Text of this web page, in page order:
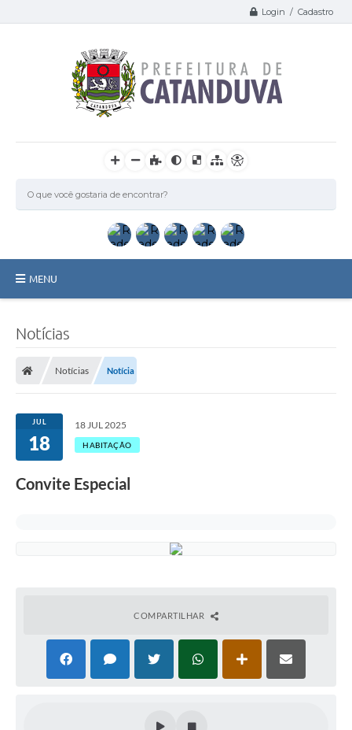
Login / Cadastro
MENU
Licitações / PCA
Transparência
Notícias
Notícias Notícia
JUL
18
18 JUL 2025
HABITAÇÃO
Convite Especial
COMPARTILHAR